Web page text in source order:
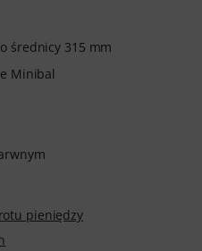
średnicy 315 mm
Minibal
pieniędzy